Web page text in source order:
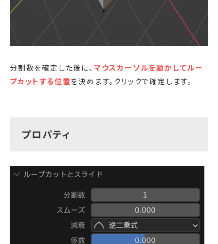
分割数を確定した後に、 マウスカーソルを動かしてルー
プカットする位置を決めます。クリックで確定します。
プロパティ